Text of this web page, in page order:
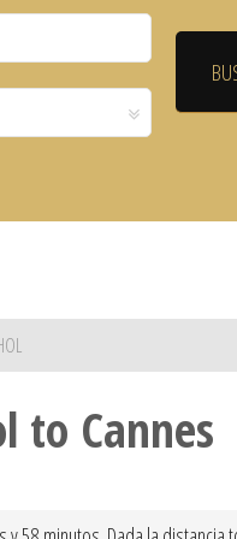
to Cannes